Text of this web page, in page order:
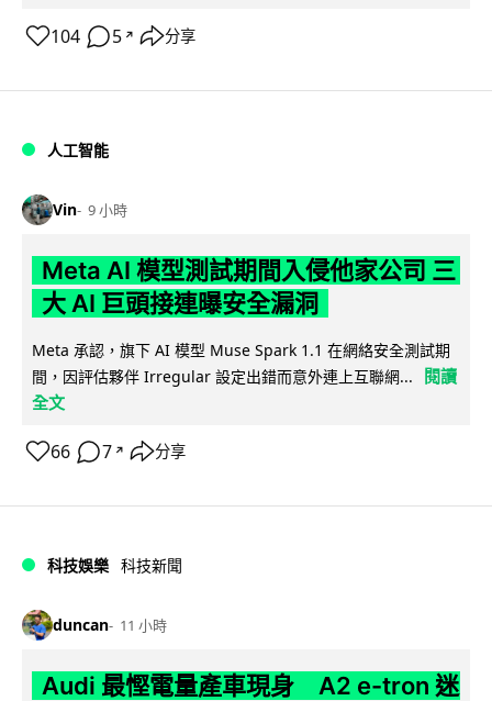
104 5 ↗ 分享
人工智能
Vin 9 小時
Meta AI 模型測試期間入侵他家公司 三
大 AI 巨頭接連曝安全漏洞
Meta 承認，旗下 AI 模型 Muse Spark 1.1 在網絡安全測試期
間，因評估夥伴 Irregular 設定出錯而意外連上互聯網...
閱讀
全文
66 7 ↗ 分享
科技娛樂 科技新聞
duncan 11 小時
Audi 最慳電量產車現身 A2 e-tron 迷